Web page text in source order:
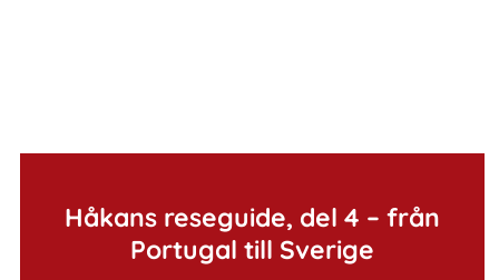
Håkans reseguide, del 4 – från
Portugal till Sverige